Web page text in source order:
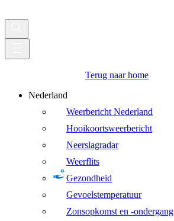
Terug naar home
Nederland
Weerbericht Nederland
Hooikoortsweerbericht
Neerslagradar
Weerflits
Gezondheid
Gevoelstemperatuur
Zonsopkomst en -ondergang